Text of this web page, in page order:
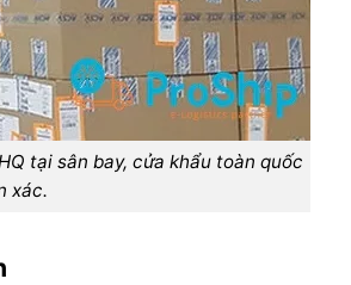
tại sân bay, cửa khẩu toàn quốc
xác.